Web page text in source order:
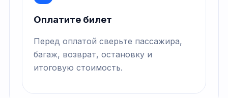
Оплатите билет
Перед оплатой сверьте пассажира,
багаж, возврат, остановку и
итоговую стоимость.